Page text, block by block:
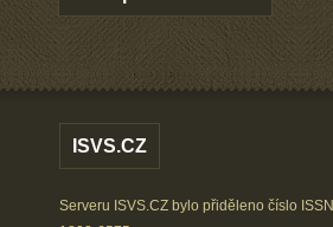
ISVS.CZ
Serveru ISVS.CZ bylo přiděleno číslo ISSN